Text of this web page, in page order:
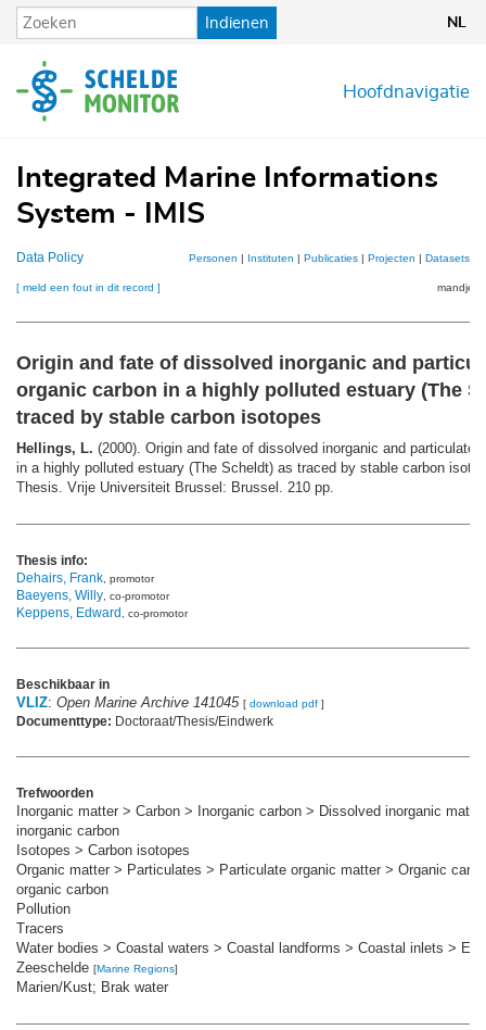
Overslaan
en
de
inhoud
Indienen NL
Hoofdnavigatie
Integrated Marine Informations
System - IMIS
Data Policy Personen | Instituten | Publicaties | Projecten | Datasets
[ meld een fout in dit record ] mandje
Origin and fate of dissolved inorganic and
organic carbon in a highly polluted estuary (The
traced by stable carbon isotopes
Hellings, L. (2000). Origin and fate of dissolved inorganic and particulate
in a highly polluted estuary (The Scheldt) as traced by stable carbon
Thesis. Vrije Universiteit Brussel: Brussel. 210 pp.
Thesis info:
Dehairs, Frank , promotor
Baeyens, Willy , co-promotor
Keppens, Edward , co-promotor
Beschikbaar in
VLIZ: Open Marine Archive 141045 [ download pdf ]
Documenttype: Doctoraat/Thesis/Eindwerk
Trefwoorden
Inorganic matter > Carbon > Inorganic carbon > Dissolved inorganic
inorganic carbon
Isotopes > Carbon isotopes
Organic matter > Particulates > Particulate organic matter > Organic
organic carbon
Pollution
Tracers
Water bodies > Coastal waters > Coastal landforms > Coastal inlets >
Zeeschelde [Marine Regions]
Marien/Kust; Brak water